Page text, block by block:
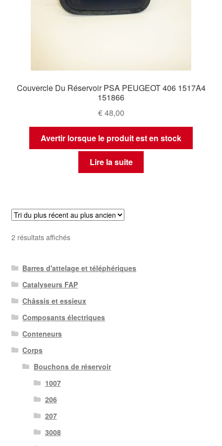
Couvercle Du Réservoir PSA PEUGEOT 406 1517A4
151866
€48,00
Avertir lorsque le produit est en stock
Lire la suite
2 résultats affichésTrié
récent
au
plus
ancien
Barres d'attelage et téléphériques
Catalyseurs FAP
Châssis et essieux
Composants électriques
Conteneurs
Corps
Bouchons de réservoir
1007
206
207
3008